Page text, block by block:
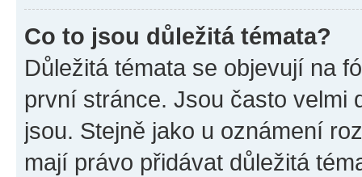
Co to jsou důležitá témata?
Důležitá témata se objevují na
první stránce. Jsou často velmi
jsou. Stejně jako u oznámení
mají právo přidávat důležitá